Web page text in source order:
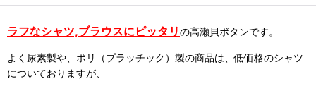
ラフなシャツ,ブラウスにピッタリの高瀬貝ボタンです。
よく尿素製や、ポリ（プラッチック）製の商品は、低価格のシャツ
についておりますが、